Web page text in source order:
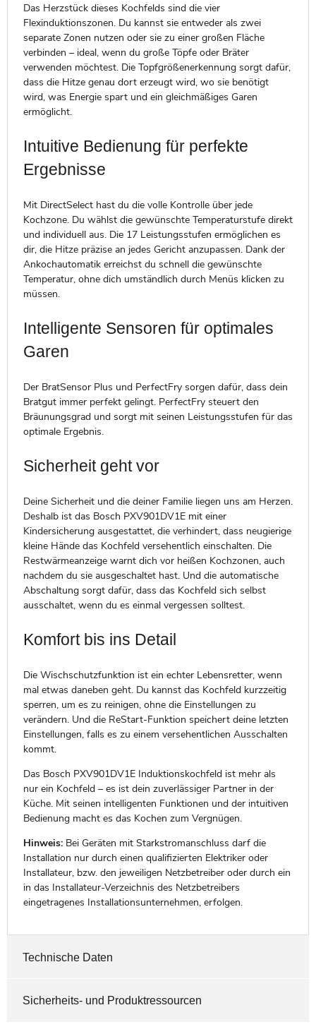
Das Herzstück dieses Kochfelds sind die vier
Flexinduktionszonen. Du kannst sie entweder als zwei
separate Zonen nutzen oder sie zu einer großen Fläche
verbinden – ideal, wenn du große Töpfe oder Bräter
verwenden möchtest. Die Topfgrößenerkennung sorgt dafür,
dass die Hitze genau dort erzeugt wird, wo sie benötigt
wird, was Energie spart und ein gleichmäßiges Garen
ermöglicht.
Intuitive Bedienung für perfekte
Ergebnisse
Mit DirectSelect hast du die volle Kontrolle über jede
Kochzone. Du wählst die gewünschte Temperaturstufe direkt
und individuell aus. Die 17 Leistungsstufen ermöglichen es
dir, die Hitze präzise an jedes Gericht anzupassen. Dank der
Ankochautomatik erreichst du schnell die gewünschte
Temperatur, ohne dich umständlich durch Menüs klicken zu
müssen.
Intelligente Sensoren für optimales
Garen
Der BratSensor Plus und PerfectFry sorgen dafür, dass dein
Bratgut immer perfekt gelingt. PerfectFry steuert den
Bräunungsgrad und sorgt mit seinen Leistungsstufen für das
optimale Ergebnis.
Sicherheit geht vor
Deine Sicherheit und die deiner Familie liegen uns am Herzen.
Deshalb ist das Bosch PXV901DV1E mit einer
Kindersicherung ausgestattet, die verhindert, dass neugierige
kleine Hände das Kochfeld versehentlich einschalten. Die
Restwärmeanzeige warnt dich vor heißen Kochzonen, auch
nachdem du sie ausgeschaltet hast. Und die automatische
Abschaltung sorgt dafür, dass das Kochfeld sich selbst
ausschaltet, wenn du es einmal vergessen solltest.
Komfort bis ins Detail
Die Wischschutzfunktion ist ein echter Lebensretter, wenn
mal etwas daneben geht. Du kannst das Kochfeld kurzzeitig
sperren, um es zu reinigen, ohne die Einstellungen zu
verändern. Und die ReStart-Funktion speichert deine letzten
Einstellungen, falls es zu einem versehentlichen Ausschalten
kommt.
Das Bosch PXV901DV1E Induktionskochfeld ist mehr als
nur ein Kochfeld – es ist dein zuverlässiger Partner in der
Küche. Mit seinen intelligenten Funktionen und der intuitiven
Bedienung macht es das Kochen zum Vergnügen.
Hinweis:Bei Geräten mit Starkstromanschluss darf die
Installation nur durch einen qualifizierten Elektriker oder
Installateur, bzw. den jeweiligen Netzbetreiber oder durch ein
in das Installateur-Verzeichnis des Netzbetreibers
eingetragenes Installationsunternehmen, erfolgen.
Technische Daten
Sicherheits- und Produktressourcen